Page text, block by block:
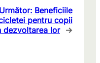
Următor: Beneficiile
pentru copii
dezvoltarea lor →